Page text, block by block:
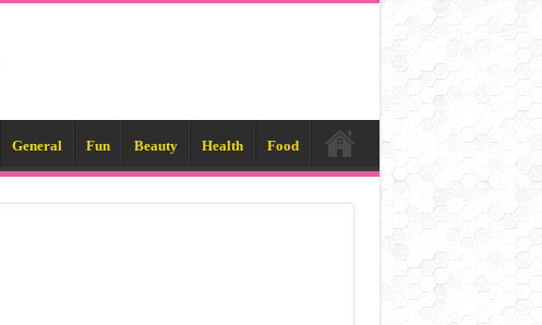
Food
Health
Beauty
Fun
General